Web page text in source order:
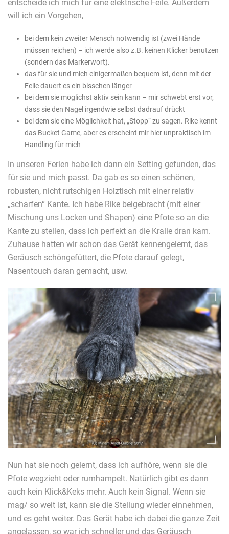
entscheide ich mich für eine elektrische Feile. Außerdem
will ich ein Vorgehen,
bei dem kein zweiter Mensch notwendig ist (zwei Hände
müssen reichen) – ich werde also z.B. keinen Klicker benutzen
(sondern das Markerwort).
das für sie und mich einigermaßen bequem ist, denn mit der
Feile dauert es ein bisschen länger
bei dem sie möglichst aktiv sein kann – mir schwebt erst vor,
dass sie den Nagel irgendwie selbst dadrauf drückt
bei dem sie eine Möglichkeit hat, „Stopp“ zu sagen. Rike kennt
das Bucket Game, aber es erscheint mir hier unpraktisch im
Handling für mich
In unseren Ferien habe ich dann ein Setting gefunden, das
für sie und mich passt. Da gab es so einen schönen,
robusten, nicht rutschigen Holztisch mit einer relativ
„scharfen“ Kante. Ich habe Rike beigebracht (mit einer
Mischung uns Locken und Shapen) eine Pfote so an die
Kante zu stellen, dass ich perfekt an die Kralle dran kam.
Zuhause hatten wir schon das Gerät kennengelernt, das
Geräusch schöngefüttert, die Pfote darauf gelegt,
Nasentouch daran gemacht, usw.
Nun hat sie noch gelernt, dass ich aufhöre, wenn sie die
Pfote wegzieht oder rumhampelt. Natürlich gibt es dann
auch kein Klick&Keks mehr. Auch kein Signal. Wenn sie
mag/ so weit ist, kann sie die Stellung wieder einnehmen,
und es geht weiter. Das Gerät habe ich dabei die ganze Zeit
angelassen, so war ich schneller und das Geräusch